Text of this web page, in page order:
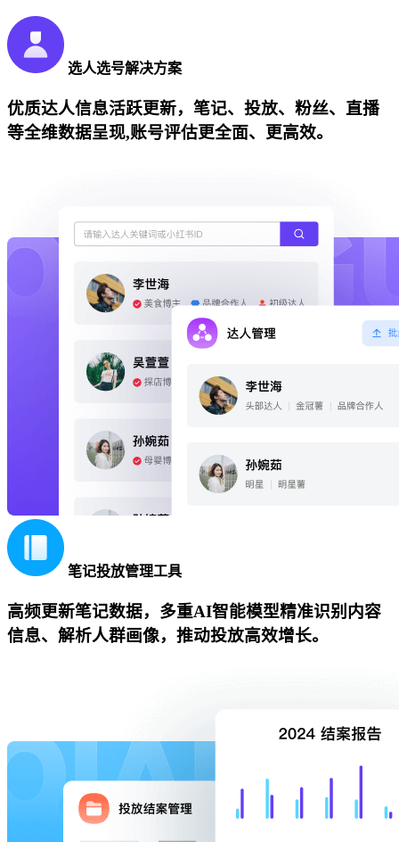
选人选号解决方案
优质达人信息活跃更新，笔记、投放、粉丝、直播
等全维数据呈现,账号评估更全面、更高效。
笔记投放管理工具
高频更新笔记数据，多重AI智能模型精准识别内容
信息、解析人群画像，推动投放高效增长。